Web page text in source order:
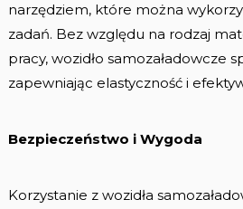
narzędziem, które można
zadań. Bez względu na rodzaj
pracy, wozidło samozaładowcze
zapewniając elastyczność i
Bezpieczeństwo i Wygoda
Korzystanie z wozidła